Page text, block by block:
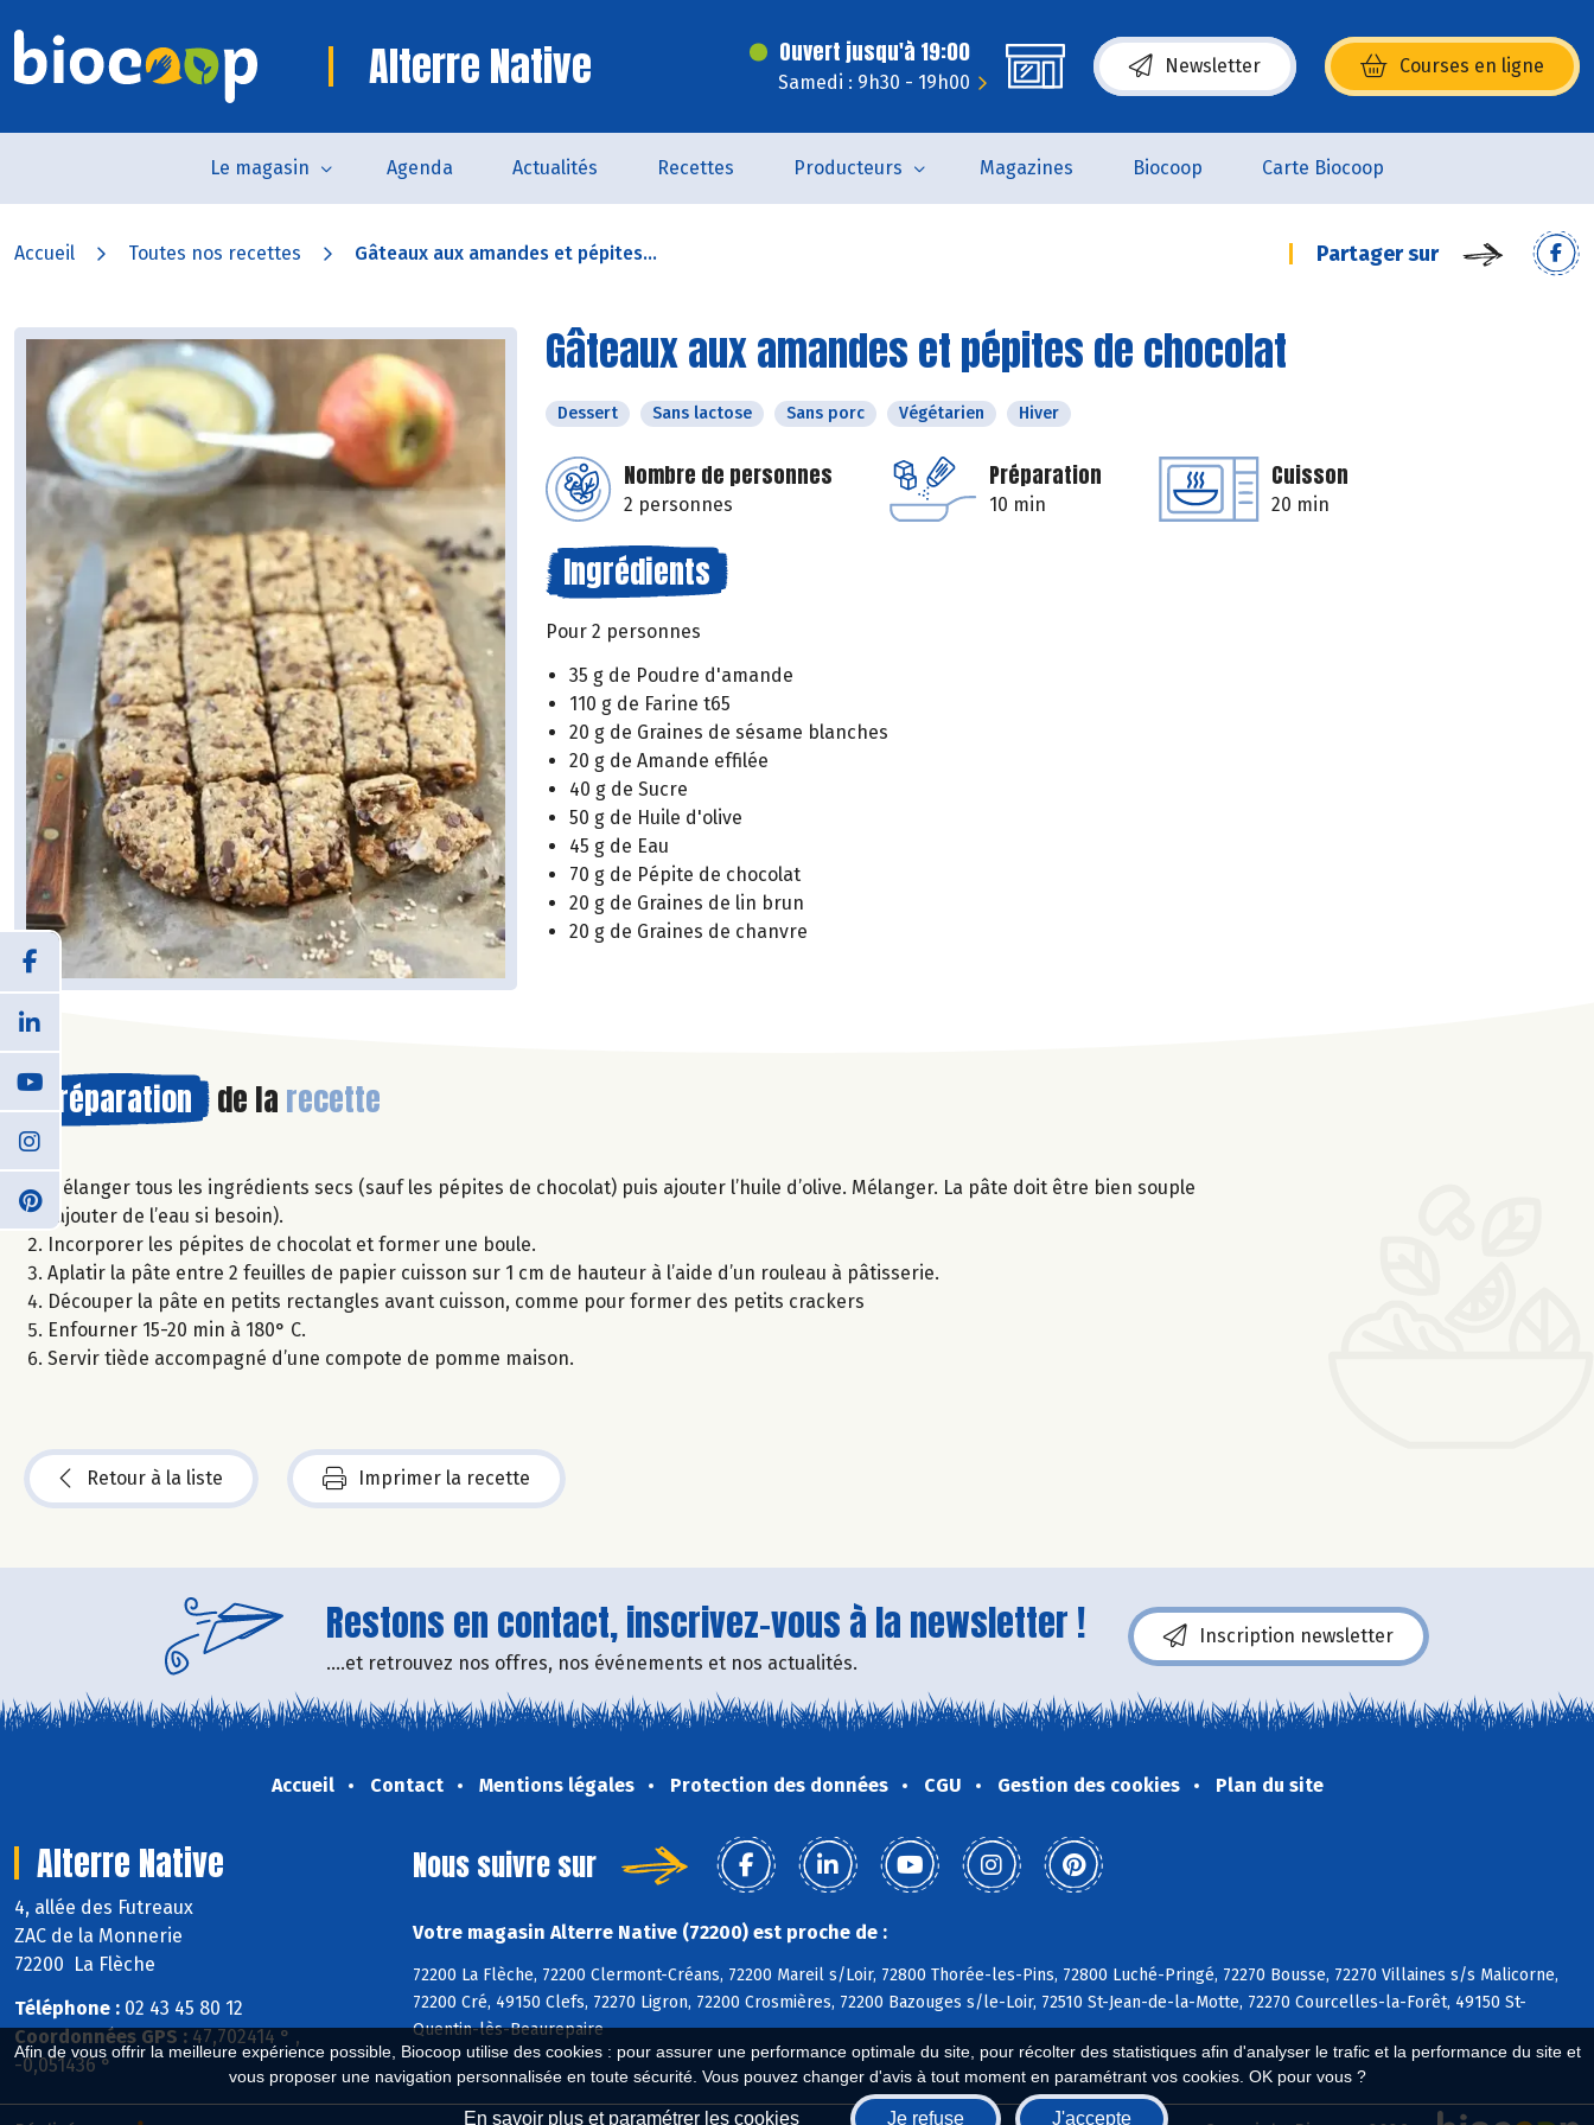
Afin de vous offrir la meilleure expérience possible, Biocoop utilise des cookies : pour assurer une performance optimale du site, pour récolter des statistiques afin d'analyser le trafic et la performance du site et
vous proposer une navigation personnalisée en toute sécurité. Vous pouvez changer d'avis à tout moment en paramétrant vos cookies. OK pour vous ?
En savoir plus et paramétrer les cookies Je refuse J'accepte
Alterre Native Ouvert jusqu'à 19:00
Samedi : 9h30 - 19h00
Newsletter Courses en ligne
(s’ouvre dans une nouvelle fenêtre)
Le magasin Agenda Actualités Recettes Producteurs Magazines Biocoop Carte Biocoop
Accueil Toutes nos recettes Gâteaux aux amandes et pépites... Partager sur
Gâteaux aux amandes et pépites de chocolat
Dessert Sans lactose Sans porc Végétarien Hiver
Nombre de personnes
2 personnes
Préparation
10 min
Cuisson
20 min
Ingrédients
Pour 2 personnes
35 g de Poudre d'amande
110 g de Farine t65
20 g de Graines de sésame blanches
20 g de Amande effilée
40 g de Sucre
50 g de Huile d'olive
45 g de Eau
70 g de Pépite de chocolat
20 g de Graines de lin brun
20 g de Graines de chanvre
Préparation de la recette
Mélanger tous les ingrédients secs (sauf les pépites de chocolat) puis ajouter l’huile d’olive. Mélanger. La pâte doit être bien souple
(ajouter de l’eau si besoin).
Incorporer les pépites de chocolat et former une boule.
Aplatir la pâte entre 2 feuilles de papier cuisson sur 1 cm de hauteur à l’aide d’un rouleau à pâtisserie.
Découper la pâte en petits rectangles avant cuisson, comme pour former des petits crackers
Enfourner 15-20 min à 180° C.
Servir tiède accompagné d’une compote de pomme maison.
Retour à la liste Imprimer la recette
Restons en contact, inscrivez-vous à la newsletter !
....et retrouvez nos offres, nos événements et nos actualités.
Inscription newsletter
Accueil Contact Mentions légales Protection des données CGU Gestion des cookies Plan du site
Alterre Native
4, allée des Futreaux
ZAC de la Monnerie
72200 La Flèche
Téléphone : 02 43 45 80 12
Coordonnées GPS : 47,702414 ° ,
-0,051436 °
Nous suivre sur
Votre magasin Alterre Native (72200) est proche de :
72200 La Flèche, 72200 Clermont-Créans, 72200 Mareil s/Loir, 72800 Thorée-les-Pins, 72800 Luché-Pringé, 72270 Bousse, 72270 Villaines s/s Malicorne,
72200 Cré, 49150 Clefs, 72270 Ligron, 72200 Crosmières, 72200 Bazouges s/le-Loir, 72510 St-Jean-de-la-Motte, 72270 Courcelles-la-Forêt, 49150 St-
Quentin-lès-Beaurepaire